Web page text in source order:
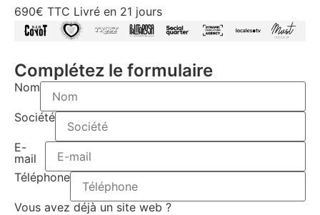
690€ TTC Livré en 21 jours
Complétez le formulaire
Nom
Société
E-
mail
Téléphone
Vous avez déjà un site web ?